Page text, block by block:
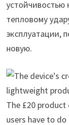
устойчивостью
тепловому
эксплуатации,
новую.